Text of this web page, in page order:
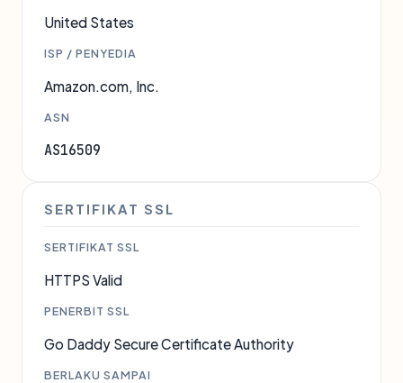
United States
ISP / PENYEDIA
Amazon.com, Inc.
ASN
AS16509
SERTIFIKAT SSL
SERTIFIKAT SSL
HTTPS Valid
PENERBIT SSL
Go Daddy Secure Certificate Authority
BERLAKU SAMPAI